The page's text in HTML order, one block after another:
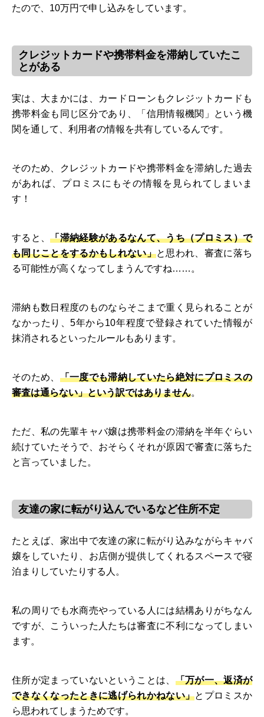
たので、10万円で申し込みをしています。
クレジットカードや携帯料金を滞納していたこ
とがある
実は、大まかには、カードローンもクレジットカードも
携帯料金も同じ区分であり、「信用情報機関」という機
関を通して、利用者の情報を共有しているんです。
そのため、クレジットカードや携帯料金を滞納した過去
があれば、プロミスにもその情報を見られてしまいま
す！
すると、「滞納経験があるなんて、うち（プロミス）で
も同じことをするかもしれない」と思われ、審査に落ち
る可能性が高くなってしまうんですね……。
滞納も数日程度のものならそこまで重く見られることが
なかったり、5年から10年程度で登録されていた情報が
抹消されるといったルールもあります。
そのため、 「一度でも滞納していたら絶対にプロミスの
審査は通らない」という訳ではありません。
ただ、私の先輩キャバ嬢は携帯料金の滞納を半年ぐらい
続けていたそうで、おそらくそれが原因で審査に落ちた
と言っていました。
友達の家に転がり込んでいるなど住所不定
たとえば、家出中で友達の家に転がり込みながらキャバ
嬢をしていたり、お店側が提供してくれるスペースで寝
泊まりしていたりする人。
私の周りでも水商売やっている人には結構ありがちなん
ですが、こういった人たちは審査に不利になってしまい
ます。
住所が定まっていないということは、 「万が一、返済が
できなくなったときに逃げられかねない」とプロミスか
ら思われてしまうためです。